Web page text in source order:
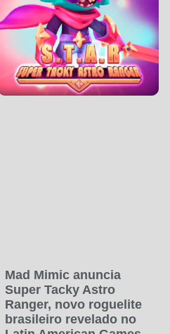
Mad Mimic anuncia
Super Tacky Astro
Ranger, novo roguelite
brasileiro revelado no